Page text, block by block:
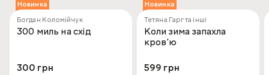
Новинка
Богдан Коломійчук
300 миль на схід
300 грн
Новинка
Тетяна Гарг та інші
Коли зима запахла
кров'ю
599 грн